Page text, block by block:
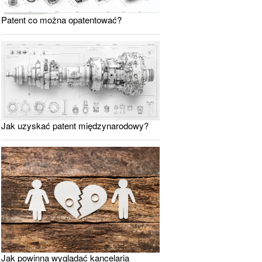
Patent co można opatentować?
Jak uzyskać patent międzynarodowy?
Jak powinna wyglądać kancelaria